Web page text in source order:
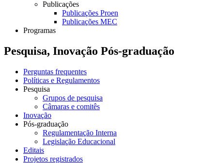
Publicações
Publicações Proen
Publicações MEC
Programas
Pesquisa, Inovação Pós-graduação
Perguntas frequentes
Políticas e Regulamentos
Pesquisa
Grupos de pesquisa
Câmaras e comitês
Inovação
Pós-graduação
Regulamentação Interna
Legislação Educacional
Editais
Projetos registrados